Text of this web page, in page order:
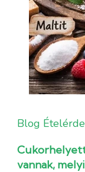
Blog
vannak,